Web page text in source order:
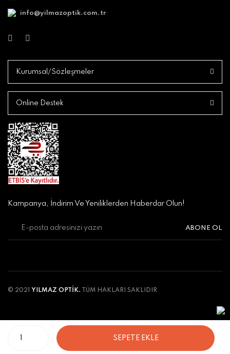
SEPETE EKLE
info@yilmazoptik.com.tr
Kurumsal/Sözleşmeler
Online Destek
Kampanya, İndirim Ve Yeniliklerden Haberdar Olun!
ABONE OL
© 2021 YILMAZ OPTİK. TÜM HAKLARI SAKLIDIR